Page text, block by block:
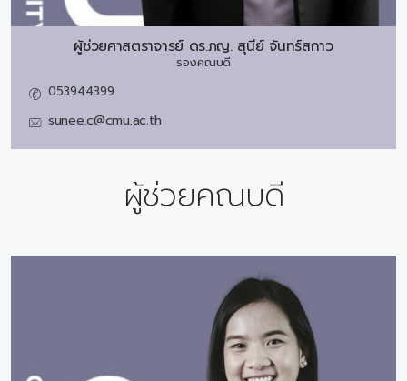
ผู้ช่วยศาสตราจารย์ ดร.ภญ. สุนีย์ จันทร์สกาว
รองคณบดี
053944399
sunee.c@cmu.ac.th
ผู้ช่วยคณบดี